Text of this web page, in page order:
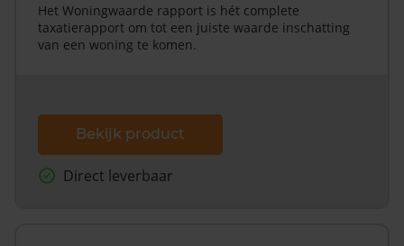
Het Woningwaarde rapport is hét complete
taxatierapport om tot een juiste waarde inschatting
van een woning te komen.
Bekijk product
Direct leverbaar